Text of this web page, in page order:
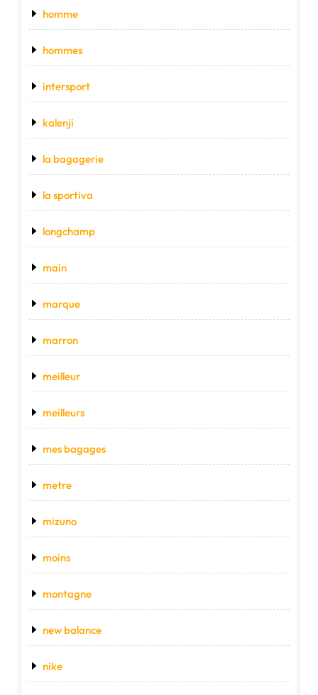
homme
hommes
intersport
kalenji
la bagagerie
la sportiva
longchamp
main
marque
marron
meilleur
meilleurs
mes bagages
metre
mizuno
moins
montagne
new balance
nike